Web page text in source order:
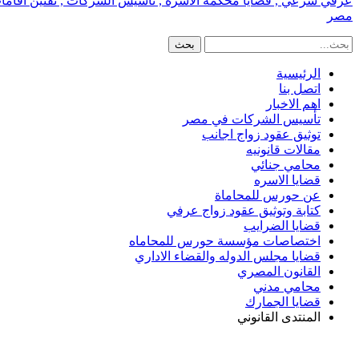
مصر
الرئيسية
اتصل بنا
اهم الاخبار
تأسيس الشركات في مصر
توثيق عقود زواج اجانب
مقالات قانونيه
محامي جنائي
قضايا الاسره
عن حورس للمحاماة
كتابة وتوثيق عقود زواج عرفي
قضايا الضرايب
اختصاصات مؤسسة حورس للمحاماه
قضايا مجلس الدوله والقضاء الاداري
القانون المصري
محامي مدني
قضايا الجمارك
المنتدى القانوني